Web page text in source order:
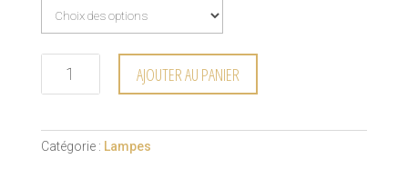
AJOUTER AU PANIER
Catégorie : Lampes